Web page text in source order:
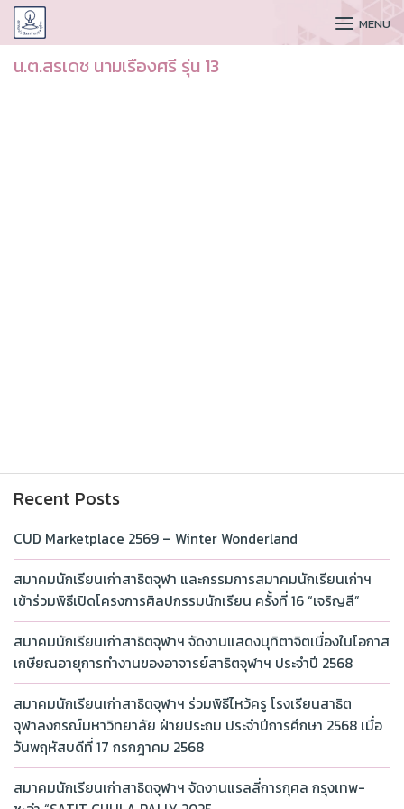
CUDAA MENU
น.ต.สรเดช นามเรืองศรี รุ่น 13
Recent Posts
CUD Marketplace 2569 – Winter Wonderland
สมาคมนักเรียนเก่าสาธิตจุฬา และกรรมการสมาคมนักเรียนเก่าฯ
เข้าร่วมพิธีเปิดโครงการศิลปกรรมนักเรียน ครั้งที่ 16 “เจริญสี”
สมาคมนักเรียนเก่าสาธิตจุฬาฯ จัดงานแสดงมุทิตาจิตเนื่องในโอกาส
เกษียณอายุการทำงานของอาจารย์สาธิตจุฬาฯ ประจำปี 2568
สมาคมนักเรียนเก่าสาธิตจุฬาฯ ร่วมพิธีไหว้ครู โรงเรียนสาธิต
จุฬาลงกรณ์มหาวิทยาลัย ฝ่ายประถม ประจำปีการศึกษา 2568 เมื่อ
วันพฤหัสบดีที่ 17 กรกฎาคม 2568
สมาคมนักเรียนเก่าสาธิตจุฬาฯ จัดงานแรลลี่การกุศล กรุงเทพ-